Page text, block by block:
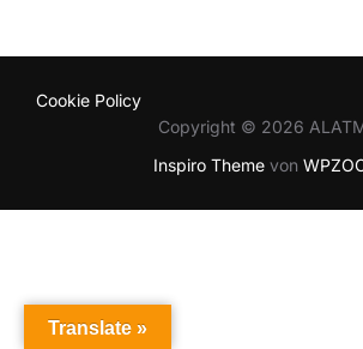
Cookie Policy
Copyright © 2026
Inspiro Theme von
Translate »